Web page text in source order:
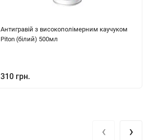
Антигравій з високополімерним каучуком
Piton (білий) 500мл
310 грн.
‹ ›